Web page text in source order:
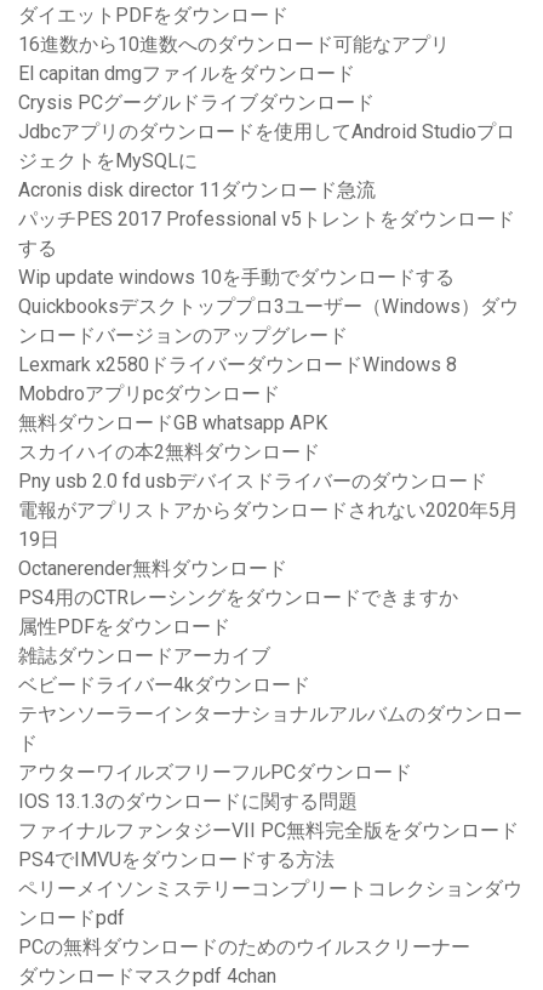
ダイエットPDFをダウンロード
16進数から10進数へのダウンロード可能なアプリ
El capitan dmgファイルをダウンロード
Crysis PCグーグルドライブダウンロード
Jdbcアプリのダウンロードを使用してAndroid Studioプロ
ジェクトをMySQLに
Acronis disk director 11ダウンロード急流
パッチPES 2017 Professional v5トレントをダウンロード
する
Wip update windows 10を手動でダウンロードする
Quickbooksデスクトッププロ3ユーザー（Windows）ダウ
ンロードバージョンのアップグレード
Lexmark x2580ドライバーダウンロードWindows 8
Mobdroアプリpcダウンロード
無料ダウンロードGB whatsapp APK
スカイハイの本2無料ダウンロード
Pny usb 2.0 fd usbデバイスドライバーのダウンロード
電報がアプリストアからダウンロードされない2020年5月
19日
Octanerender無料ダウンロード
PS4用のCTRレーシングをダウンロードできますか
属性PDFをダウンロード
雑誌ダウンロードアーカイブ
ベビードライバー4kダウンロード
テヤンソーラーインターナショナルアルバムのダウンロー
ド
アウターワイルズフリーフルPCダウンロード
IOS 13.1.3のダウンロードに関する問題
ファイナルファンタジーVII PC無料完全版をダウンロード
PS4でIMVUをダウンロードする方法
ペリーメイソンミステリーコンプリートコレクションダウ
ンロードpdf
PCの無料ダウンロードのためのウイルスクリーナー
ダウンロードマスクpdf 4chan